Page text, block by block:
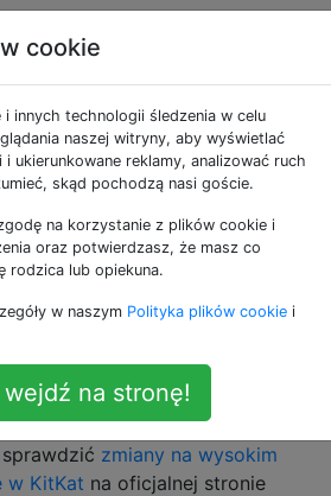
Tagi
otrzyma
Androida
(KitKat) został oficjalnie
31 października 2013 r.
zmiany na wysokim
w KitKat na oficjalnej stronie
cookie
innych technologii śledzenia w celu
naszej witryny, aby wyświetlać
ukierunkowane reklamy, analizować ruch
skąd pochodzą nasi goście.
na korzystanie z plików cookie i
oraz potwierdzasz, że masz co
rodzica lub opiekuna.
w naszym Polityka plików cookie i
wejdź na stronę!